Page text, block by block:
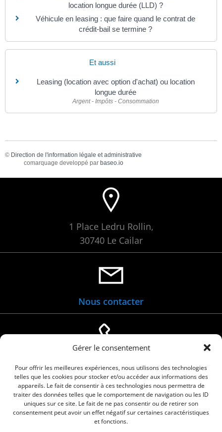
Gérer le consentement
Pour offrir les meilleures expériences, nous utilisons des technologies
telles que les cookies pour stocker et/ou accéder aux informations des
appareils. Le fait de consentir à ces technologies nous permettra de
traiter des données telles que le comportement de navigation ou les ID
uniques sur ce site. Le fait de ne pas consentir ou de retirer son
consentement peut avoir un effet négatif sur certaines caractéristiques
et fonctions.
location longue durée (LLD) ?
Véhicule en leasing : que faire quand le contrat de
crédit-bail se termine ?
Et aussi
Leasing (location avec option d'achat) ou location
longue durée
Argent - Impôts - Consommation
© Direction de l'information légale et administrative
comarquage developpé par baseo.io
1 Place Ledru Rollin,
30740 Le Cailar
Nous contacter
04 66 88 01 05